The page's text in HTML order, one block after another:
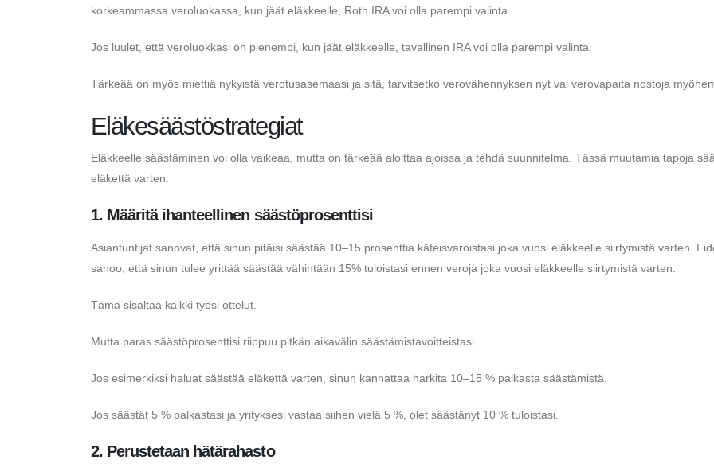
korkeammassa veroluokassa, kun jäät eläkkeelle, Roth IRA voi olla parempi valinta.
Jos luulet, että veroluokkasi on pienempi, kun jäät eläkkeelle, tavallinen IRA voi olla parempi valinta.
Tärkeää on myös miettiä nykyistä verotusasemaasi ja sitä, tarvitsetko verovähennyksen nyt vai verovapaita nostoja
Eläkesäästöstrategiat
Eläkkeelle säästäminen voi olla vaikeaa, mutta on tärkeää aloittaa ajoissa ja tehdä suunnitelma. Tässä muutamia tapoja
eläkettä varten:
1. Määritä ihanteellinen säästöprosenttisi
Asiantuntijat sanovat, että sinun pitäisi säästää 10–15 prosenttia käteisvaroistasi joka vuosi eläkkeelle siirtymistä varten.
sanoo, että sinun tulee yrittää säästää vähintään 15% tuloistasi ennen veroja joka vuosi eläkkeelle siirtymistä varten.
Tämä sisältää kaikki työsi ottelut.
Mutta paras säästöprosenttisi riippuu pitkän aikavälin säästämistavoitteistasi.
Jos esimerkiksi haluat säästää eläkettä varten, sinun kannattaa harkita 10–15 % palkasta säästämistä.
Jos säästät 5 % palkastasi ja yrityksesi vastaa siihen vielä 5 %, olet säästänyt 10 % tuloistasi.
2. Perustetaan hätärahasto